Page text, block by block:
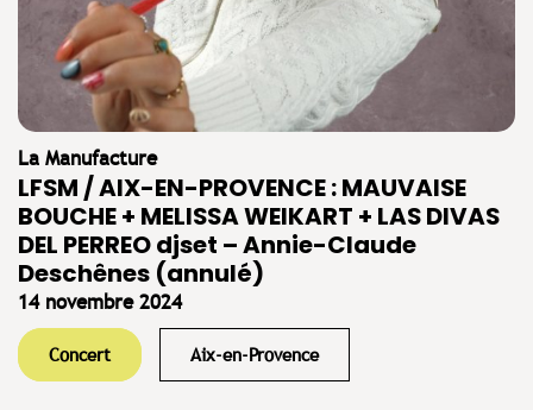
La Manufacture
LFSM / AIX-EN-PROVENCE : MAUVAISE
BOUCHE + MELISSA WEIKART + LAS DIVAS
DEL PERREO djset – Annie-Claude
Deschênes (annulé)
14 novembre 2024
Concert Aix-en-Provence